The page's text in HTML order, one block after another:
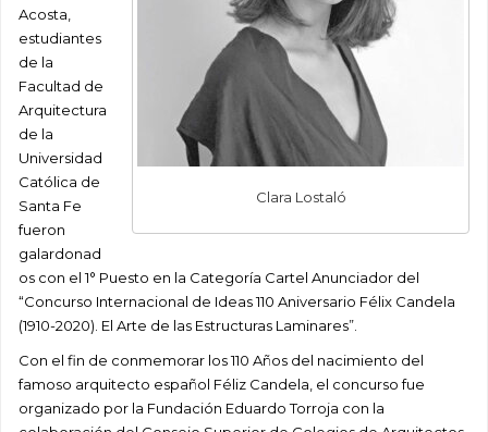
Clara Lostaló
Acosta,
estudiantes
de la
Facultad de
Arquitectura
de la
Universidad
Católica de
Santa Fe
fueron
galardonad
os con el 1° Puesto en la Categoría Cartel Anunciador del
“Concurso Internacional de Ideas 110 Aniversario Félix Candela
(1910-2020). El Arte de las Estructuras Laminares”.
Con el fin de conmemorar los 110 Años del nacimiento del
famoso arquitecto español Féliz Candela, el concurso fue
organizado por la Fundación Eduardo Torroja con la